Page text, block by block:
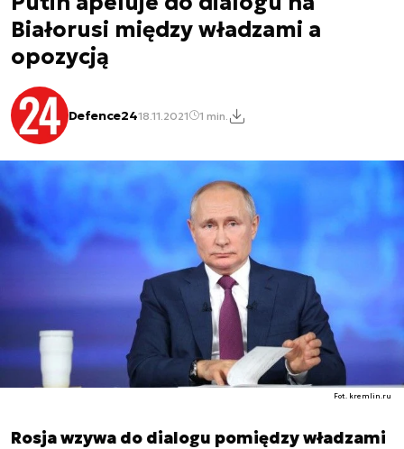
Białorusi między władzami a
opozycją
Defence2418.11.2021 1 min.
Fot. kremlin.ru
Rosja wzywa do dialogu pomiędzy władzami